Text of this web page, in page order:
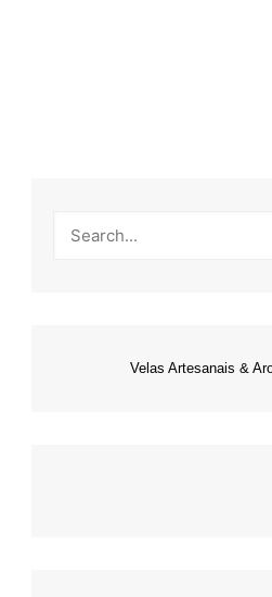
Velas Artesanais &